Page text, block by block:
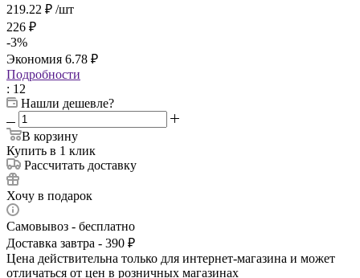
219.22 ₽ /шт
226 ₽
-3%
Экономия 6.78 ₽
Подробности
: 12
Нашли дешевле?
В корзину
Купить в 1 клик
Рассчитать доставку
Хочу в подарок
Самовывоз - бесплатно
Доставка завтра - 390 ₽
Цена действительна только для интернет-магазина и может
отличаться от цен в розничных магазинах